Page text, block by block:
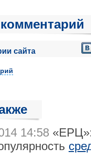
сайта
14:58